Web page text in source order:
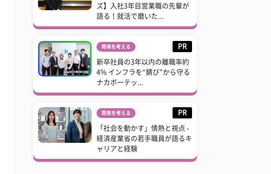
ズ】入社3年目営業職の先輩が
語る！就活で磨いた...
将来を考える PR
新卒社員の3年以内の離職率約
4% インフラを“錆び”から守る
ナカボーテッ...
将来を考える PR
「社会を動かす」情熱と視点 -
経済産業省の若手職員が語るキ
ャリアと経験